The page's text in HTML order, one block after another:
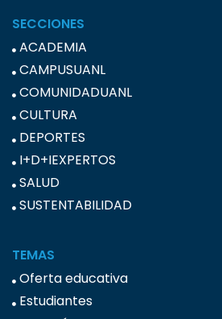
SECCIONES
ACADEMIA
CAMPUSUANL
COMUNIDADUANL
CULTURA
DEPORTES
I+D+IEXPERTOS
SALUD
SUSTENTABILIDAD
TEMAS
Oferta educativa
Estudiantes